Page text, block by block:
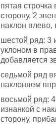
пятая
сторону, 2
наклон влево,
шестой ряд: 3
уклоном в
добавляется
седьмой ряд
наклоняем
восьмой ряд:
изнанкой с
сторону,